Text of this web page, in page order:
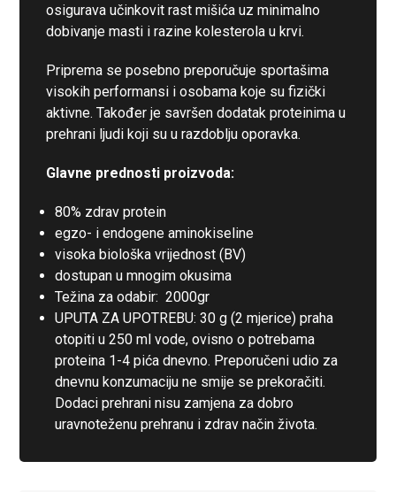
osigurava učinkovit rast mišića uz minimalno
dobivanje masti i razine kolesterola u krvi.
Priprema se posebno preporučuje sportašima
visokih performansi i osobama koje su fizički
aktivne. Također je savršen dodatak proteinima u
prehrani ljudi koji su u razdoblju oporavka.
Glavne prednosti proizvoda:
80% zdrav protein
egzo- i endogene aminokiseline
visoka biološka vrijednost (BV)
dostupan u mnogim okusima
Težina za odabir: 2000gr
UPUTA ZA UPOTREBU: 30 g (2 mjerice) praha
otopiti u 250 ml vode, ovisno o potrebama
proteina 1-4 pića dnevno. Preporučeni udio za
dnevnu konzumaciju ne smije se prekoračiti.
Dodaci prehrani nisu zamjena za dobro
uravnoteženu prehranu i zdrav način života.